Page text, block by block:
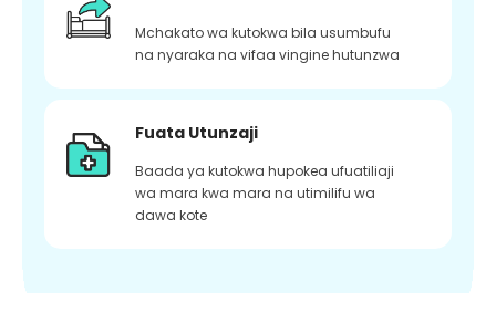
Mchakato wa kutokwa bila usumbufu
na nyaraka na vifaa vingine hutunzwa
Fuata Utunzaji
Baada ya kutokwa hupokea ufuatiliaji
wa mara kwa mara na utimilifu wa
dawa kote